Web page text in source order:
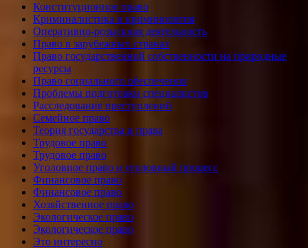
Конституционное право
Криминалистика и криминология
Оперативно-розыскная деятельность
Право в зарубежных странах
Право государственной собственности на природные
ресурсы
Право социального обеспечения
Проблемы подготовки специалистов
Расследование преступлений
Семейное право
Теория государства и права
Трудовое право
Трудовое право
Уголовное право и уголовный процесс
Финансовое право
Финансовое право
Хозяйственное право
Экологическое право
Экологическое право
Это интересно